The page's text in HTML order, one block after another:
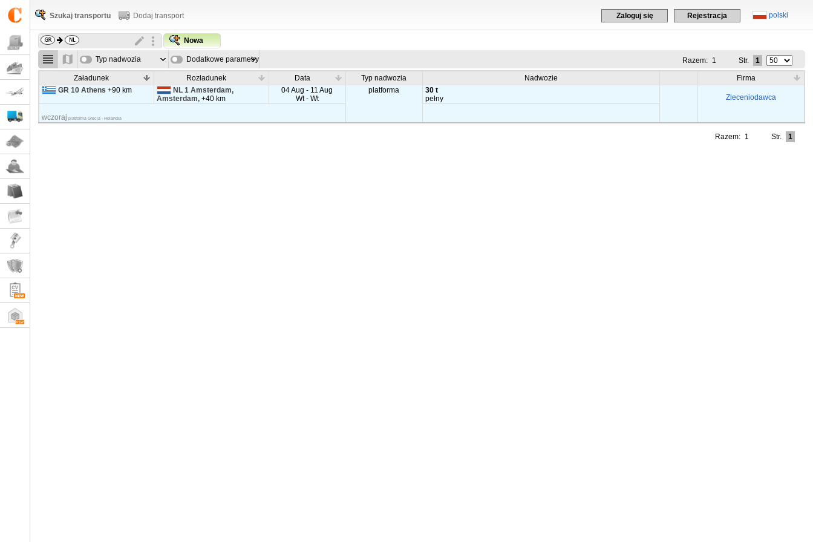
polski
Zaloguj się Rejestracja
Szukaj transportu Dodaj transport
Nowa
Typ nadwozia Dodatkowe parametry Razem: 1 Str. 1
Załadunek Rozładunek Data Typ nadwozia Nadwozie
Firma
GR 10 Athens +90 km
NL 1 Amsterdam,
Amsterdam, +40 km
04 Aug - 11 Aug
Wt - Wt
platforma
30 t
pełny
Zleceniodawca
wczoraj platforma Grecja - Holandia
Razem: 1 Str. 1